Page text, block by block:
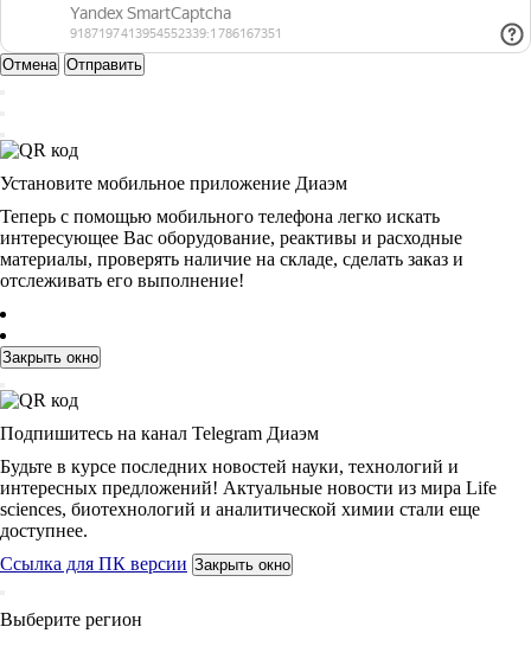
Отмена Отправить
Установите мобильное приложение Диаэм
Теперь с помощью мобильного телефона легко искать
интересующее Вас оборудование, реактивы и расходные
материалы, проверять наличие на складе, сделать заказ и
отслеживать его выполнение!
Закрыть окно
Подпишитесь на канал Telegram Диаэм
Будьте в курсе последних новостей науки, технологий и
интересных предложений! Актуальные новости из мира Life
sciences, биотехнологий и аналитической химии стали еще
доступнее.
Ссылка для ПК версии Закрыть окно
Выберите регион